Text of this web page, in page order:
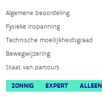
Algemene beoordeling
Fysieke inspanning
Technische moeilijkheidsgraad
Bewegwijzering
Staat van parcours
ZONNIG EXPERT ALLEEN